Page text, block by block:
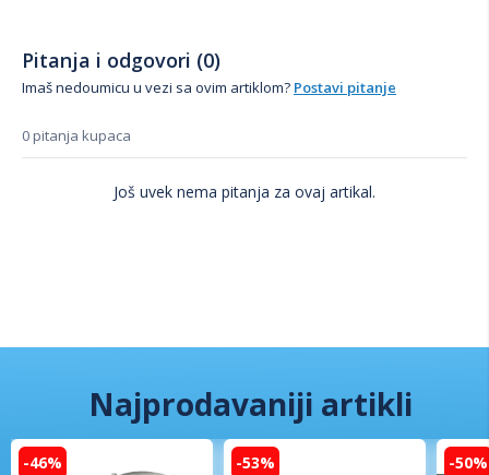
Pitanja i odgovori (0)
Imaš nedoumicu u vezi sa ovim artiklom? Postavi pitanje
0 pitanja kupaca
Još uvek nema pitanja za ovaj artikal.
Najprodavaniji artikli
-46% -53% -50%